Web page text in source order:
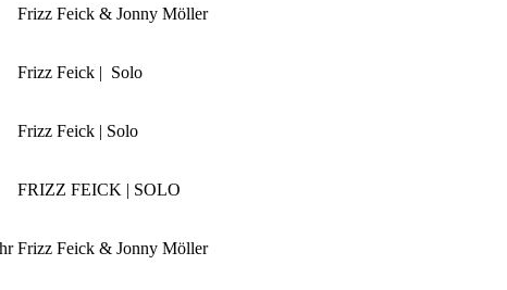
Frizz Feick & Jonny Möller
Frizz Feick | Solo
Frizz Feick | Solo
FRIZZ FEICK | SOLO
Frizz Feick & Jonny Möller